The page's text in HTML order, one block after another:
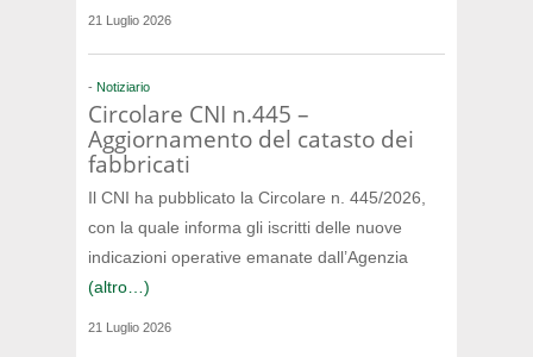
21 Luglio 2026
- Notiziario
Circolare CNI n.445 –
Aggiornamento del catasto dei
fabbricati
Il CNI ha pubblicato la Circolare n. 445/2026,
con la quale informa gli iscritti delle nuove
indicazioni operative emanate dall’Agenzia
(altro…)
21 Luglio 2026